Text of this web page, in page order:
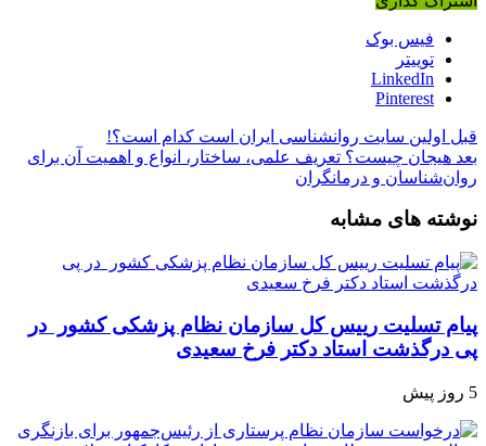
فیس بوک
توییتر
LinkedIn
Pinterest
قبل اولین سایت روانشناسی ایران است کدام است؟!
بعد هیجان چیست؟ تعریف علمی، ساختار، انواع و اهمیت آن برای
روان‌شناسان و درمانگران
نوشته های مشابه
پیام تسلیت رییس کل سازمان نظام پزشکی کشور در
پی درگذشت استاد دکتر فرخ سعیدی
5 روز پیش